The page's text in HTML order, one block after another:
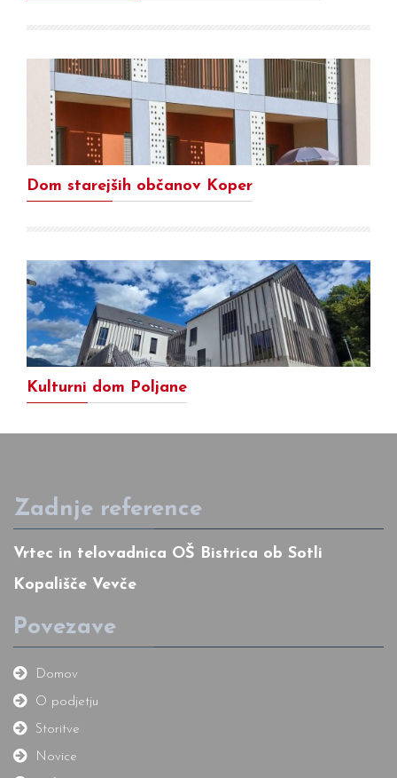
Dom starejših občanov Koper
Kulturni dom Poljane
Zadnje reference
Vrtec in telovadnica OŠ Bistrica ob Sotli
Kopališče Vevče
Povezave
Domov
O podjetju
Storitve
Novice